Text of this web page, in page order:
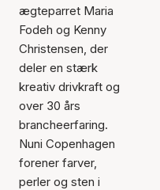
ægteparret Maria
Fodeh og Kenny
Christensen, der
deler en stærk
kreativ drivkraft og
over 30 års
brancheerfaring.
Nuni Copenhagen
forener farver,
perler og sten i